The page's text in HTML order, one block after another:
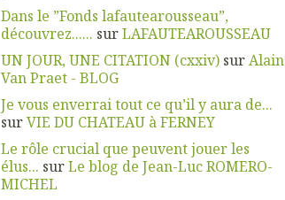
Dans le ”Fonds lafautearousseau”,
découvrez...... surLAFAUTEAROUSSEAU
UN JOUR, UNE CITATION (cxxiv)surAlain
Van Praet - BLOG
Je vous enverrai tout ce qu’il y aura de...
surVIE DU CHATEAU à FERNEY
Le rôle crucial que peuvent jouer les
élus... surLe blog de Jean-Luc ROMERO-
MICHEL